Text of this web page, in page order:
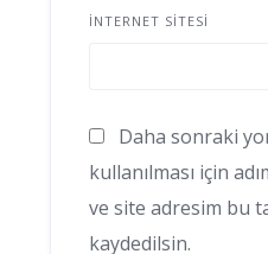
İNTERNET SITESI
Daha sonraki
kullanılması için
ve site adresim bu
kaydedilsin.